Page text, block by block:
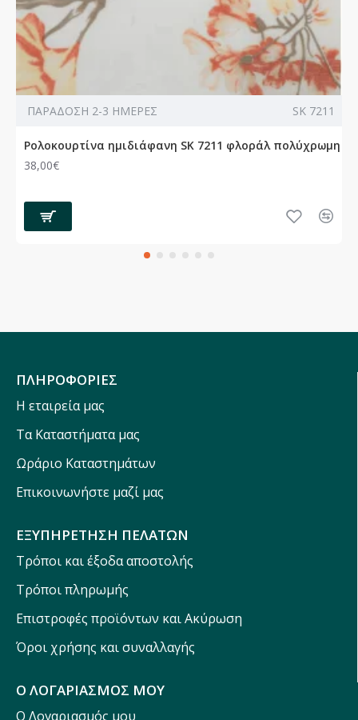
ΠΑΡΑΔΟΣΗ 2-3 ΗΜΕΡΕΣ SK 7211
Ρολοκουρτίνα ημιδιάφανη SK 7211 φλοράλ πολύχρωμη
38,00€
ΠΛΗΡΟΦΟΡΙΕΣ
Η εταιρεία μας
Τα Καταστήματα μας
Ωράριο Καταστημάτων
Επικοινωνήστε μαζί μας
ΕΞΥΠΗΡΕΤΗΣΗ ΠΕΛΑΤΩΝ
Τρόποι και έξοδα αποστολής
Τρόποι πληρωμής
Επιστροφές προϊόντων και Ακύρωση
Όροι χρήσης και συναλλαγής
Ο ΛΟΓΑΡΙΑΣΜΟΣ ΜΟΥ
Ο Λογαριασμός μου